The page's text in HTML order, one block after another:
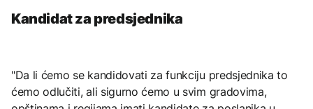
Kandidat za predsjednika
"Da li ćemo se kandidovati za funkciju predsjednika to
ćemo odlučiti, ali sigurno ćemo u svim gradovima,